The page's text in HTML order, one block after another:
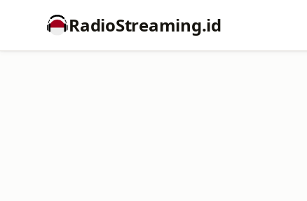
RadioStreaming.id